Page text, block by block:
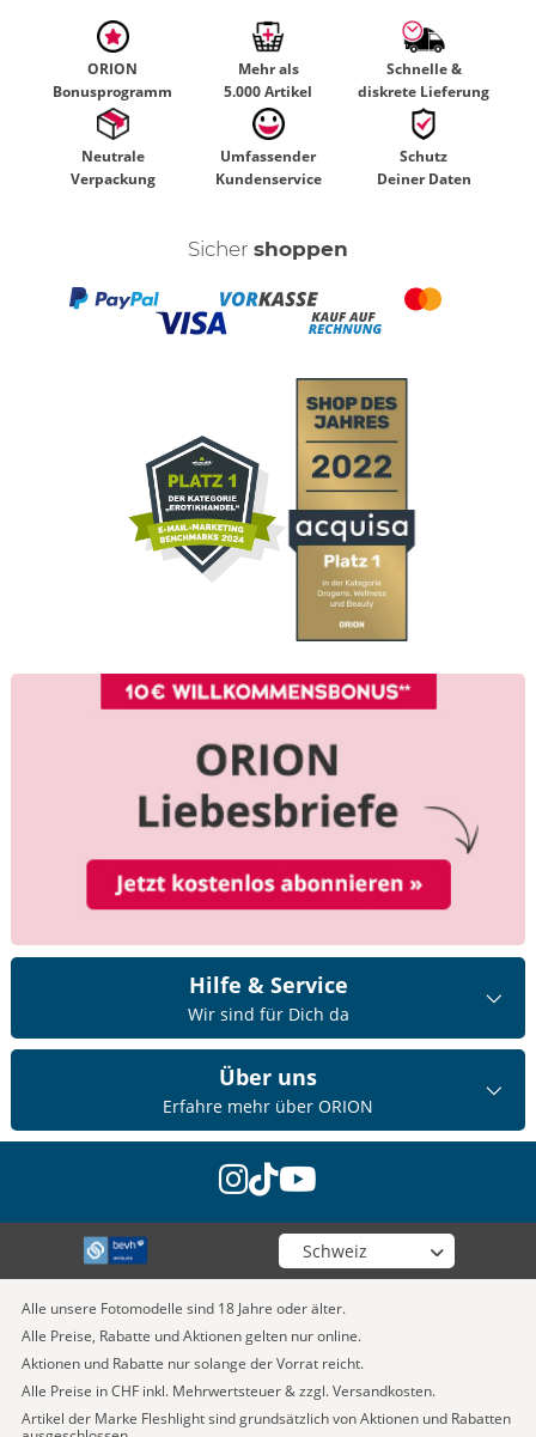
ORION
Bonusprogramm
Mehr als
5.000 Artikel
Schnelle &
diskrete Lieferung
Neutrale
Verpackung
Umfassender
Kundenservice
Schutz
Deiner Daten
Sicher shoppen
Hilfe & Service
Wir sind für Dich da
Über uns
Erfahre mehr über ORION
instagram
tiktok
youtube
Wähle deinen Shop
Alle unsere Fotomodelle sind 18 Jahre oder älter.
Alle Preise, Rabatte und Aktionen gelten nur online.
Aktionen und Rabatte nur solange der Vorrat reicht.
Alle Preise in CHF inkl. Mehrwertsteuer & zzgl. Versandkosten.
Artikel der Marke Fleshlight sind grundsätzlich von Aktionen und Rabatten